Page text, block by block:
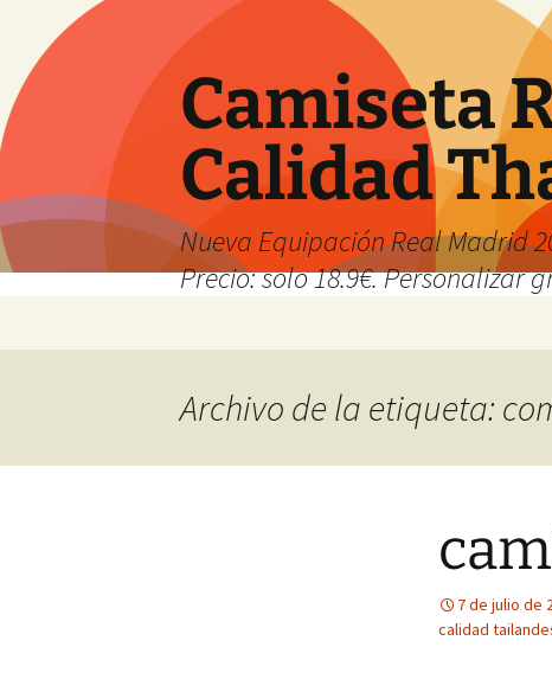
Camiseta
Calidad
Nueva Equipación Real Madrid
Precio: solo 18.9€. Personalizar
Archivo de la etiqueta:
7 de julio de
calidad